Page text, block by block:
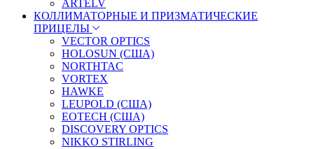
ARTELV
КОЛЛИМАТОРНЫЕ И ПРИЗМАТИЧЕСКИЕ
ПРИЦЕЛЫ
VECTOR OPTICS
HOLOSUN (США)
NORTHTAC
VORTEX
HAWKE
LEUPOLD (США)
EOTECH (США)
DISCOVERY OPTICS
NIKKO STIRLING